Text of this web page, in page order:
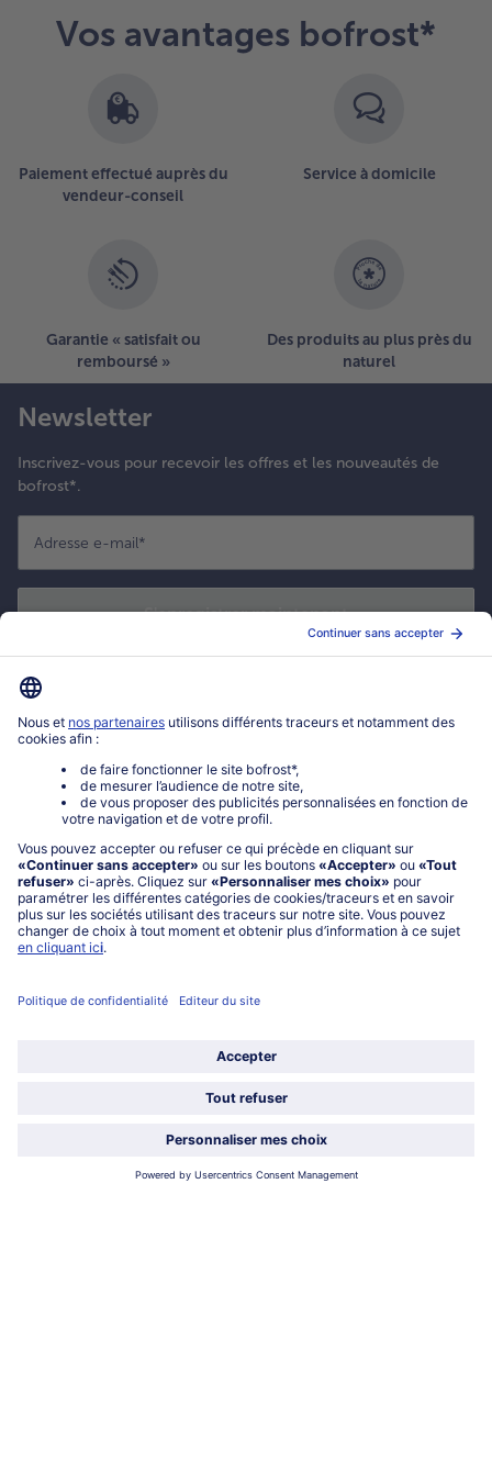
Vos avantages bofrost*
Paiement effectué auprès du
vendeur-conseil
Service à domicile
Garantie « satisfait ou
remboursé »
Des produits au plus près du
naturel
Newsletter
Inscrivez-vous pour recevoir les offres et les nouveautés de
bofrost*.
Adresse e-mail*
S'enregistrer maintenant
Mon compte bofrost*
service@bofrost.fr
0801 902 406
Lu-Ve : 9h - 20h (appel non surtaxé)